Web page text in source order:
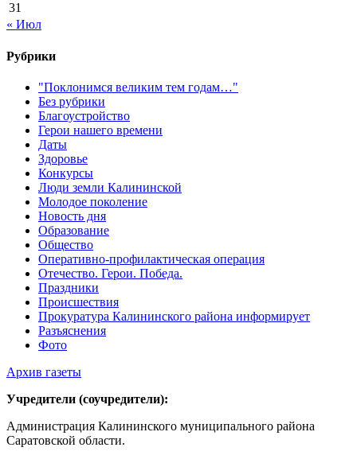
31
« Июл
Рубрики
"Поклонимся великим тем годам…"
Без рубрики
Благоустройство
Герои нашего времени
Даты
Здоровье
Конкурсы
Люди земли Калининской
Молодое поколение
Новость дня
Образование
Общество
Оперативно-профилактическая операция
Отечество. Герои. Победа.
Праздники
Происшествия
Прокуратура Калининского района информирует
Разъяснения
Фото
Архив газеты
Учредители (соучредители):
Администрация Калининского муниципального района
Саратовской области.